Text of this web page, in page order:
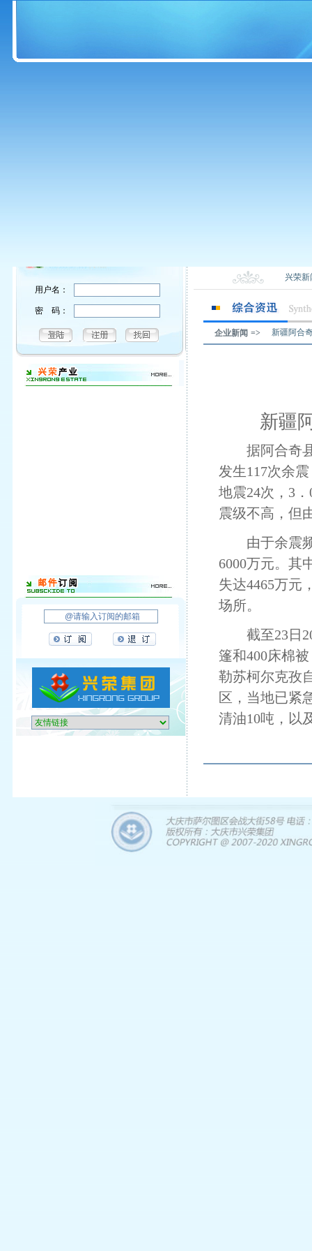
用户名：
密 码：
兴荣新
企业新闻 => 新疆阿合
新疆
据阿合奇县
发生117次余
地震24次，3
震级不高，但
由于余震频
6000万元。其
失达4465万元
场所。
截至23日20
篷和400床棉
勒苏柯尔克孜
区，当地已紧
清油10吨，以